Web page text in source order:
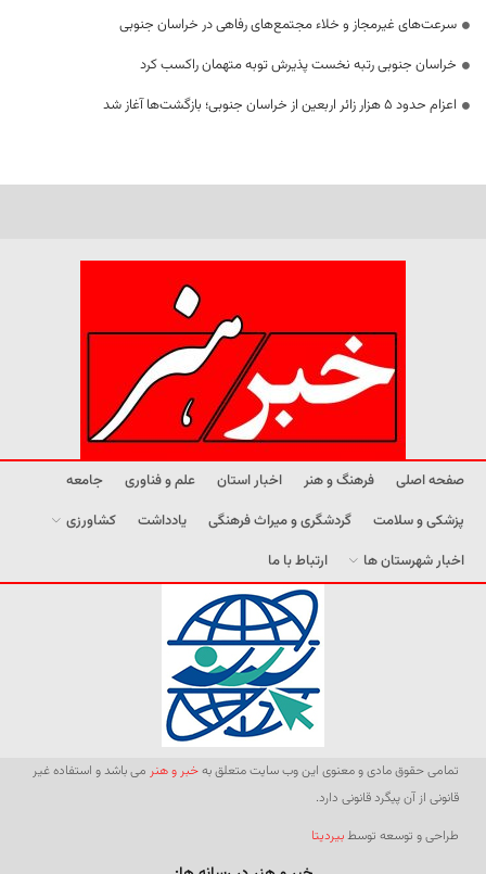
سرعت‌های غیرمجاز و خلاء مجتمع‌های رفاهی در خراسان جنوبی
خراسان جنوبی رتبه نخست پذیرش توبه متهمان راکسب کرد
اعزام حدود 5 هزار زائر اربعین از خراسان جنوبی؛ بازگشت‌ها آغاز شد
صفحه اصلی فرهنگ و هنر اخبار استان علم و فناوری
جامعه
پزشکی و سلامت
گردشگری و میراث فرهنگی یادداشت
کشاورزی
اخبار شهرستان ها
ارتباط با ما
تمامی حقوق مادی و معنوی این وب سایت متعلق بهخبر و هنر می باشد و استفاده غیر
قانونی از آن پیگرد قانونی دارد.
طراحی و توسعه توسطبیردیتا